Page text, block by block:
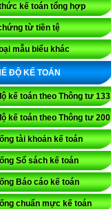
kế toán tổng hợp
từ tiền tệ
mẫu biểu khác
ĐỘ KẾ TOÁN
kế toán theo Thông tư 133
kế toán theo Thông tư 200
tài khoản kế toán
Sổ sách kế toán
Báo cáo kế toán
chuẩn mực kế toán